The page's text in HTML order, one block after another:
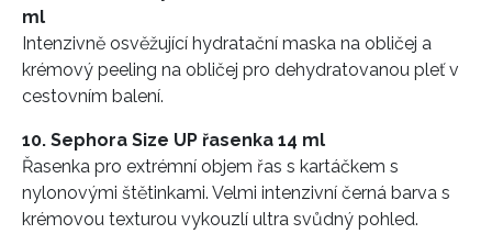
INFORMACE
ml
Intenzivně osvěžující hydratační maska na obličej a
krémový peeling na obličej pro dehydratovanou pleť v
cestovním balení.
10. Sephora Size UP řasenka 14 ml
Řasenka pro extrémní objem řas s kartáčkem s
nylonovými štětinkami. Velmi intenzivní černá barva s
krémovou texturou vykouzlí ultra svůdný pohled.